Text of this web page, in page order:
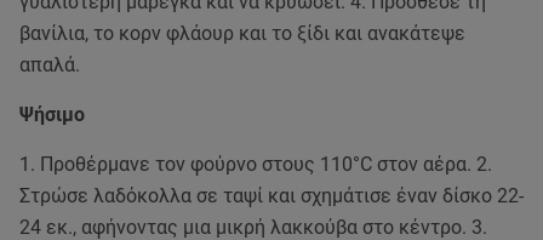
βανίλια, το κορν φλάουρ και το ξίδι και ανακάτεψε
απαλά.
Ψήσιμο
1. Προθέρμανε τον φούρνο στους 110°C στον αέρα. 2.
Στρώσε λαδόκολλα σε ταψί και σχημάτισε έναν δίσκο 22-
24 εκ., αφήνοντας μια μικρή λακκούβα στο κέντρο. 3.